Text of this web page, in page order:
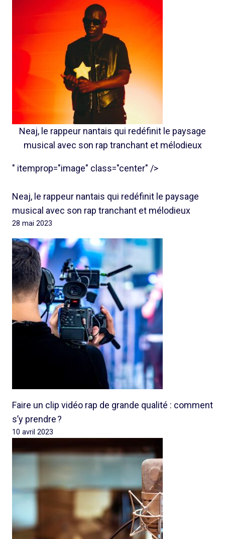
Neaj, le rappeur nantais qui redéfinit le paysage
musical avec son rap tranchant et mélodieux
" itemprop="image" class="center" />
Neaj, le rappeur nantais qui redéfinit le paysage
musical avec son rap tranchant et mélodieux
28 mai 2023
Faire un clip vidéo rap de grande qualité : comment
s’y prendre ?
10 avril 2023